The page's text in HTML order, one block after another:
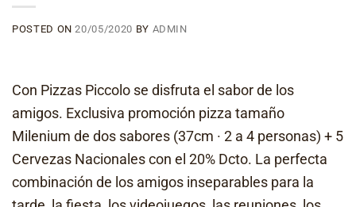
POSTED ON20/05/2020 BY ADMIN
Con Pizzas Piccolo se disfruta el sabor de los
amigos. Exclusiva promoción pizza tamaño
Milenium de dos sabores (37cm · 2 a 4 personas) + 5
Cervezas Nacionales con el 20% Dcto. La perfecta
combinación de los amigos inseparables para la